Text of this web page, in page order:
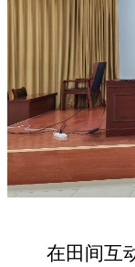
在田间互